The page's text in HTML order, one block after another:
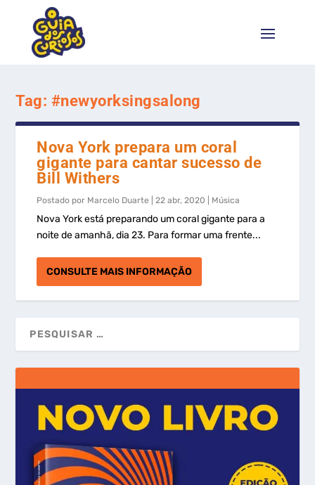
Tag: #newyorksingsalong
Nova York prepara um coral
gigante para cantar sucesso de
Bill Withers
Postado por Marcelo Duarte |22 abr, 2020 Música
Nova York está preparando um coral gigante para a
noite de amanhã, dia 23. Para formar uma frente...
CONSULTE MAIS INFORMAÇÃO